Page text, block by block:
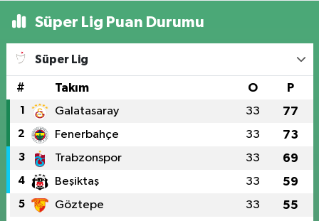
Süper Lig Puan Durumu
Süper Lig
# Takım O P
1 Galatasaray 33 77
2 Fenerbahçe 33 73
3 Trabzonspor 33 69
4 Beşiktaş 33 59
5 Göztepe 33 55